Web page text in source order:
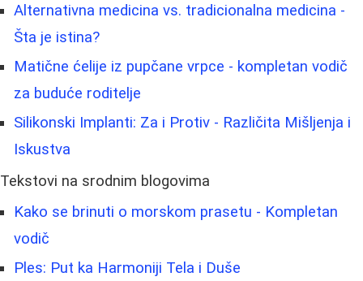
Alternativna medicina vs. tradicionalna medicina -
Šta je istina?
Matične ćelije iz pupčane vrpce - kompletan vodič
za buduće roditelje
Silikonski Implanti: Za i Protiv - Različita Mišljenja i
Iskustva
Tekstovi na srodnim blogovima
Kako se brinuti o morskom prasetu - Kompletan
vodič
Ples: Put ka Harmoniji Tela i Duše